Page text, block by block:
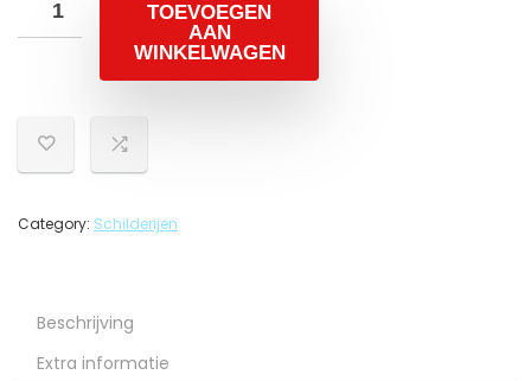
TOEVOEGEN
AAN
WINKELWAGEN
Category: Schilderijen
Beschrijving
Extra informatie